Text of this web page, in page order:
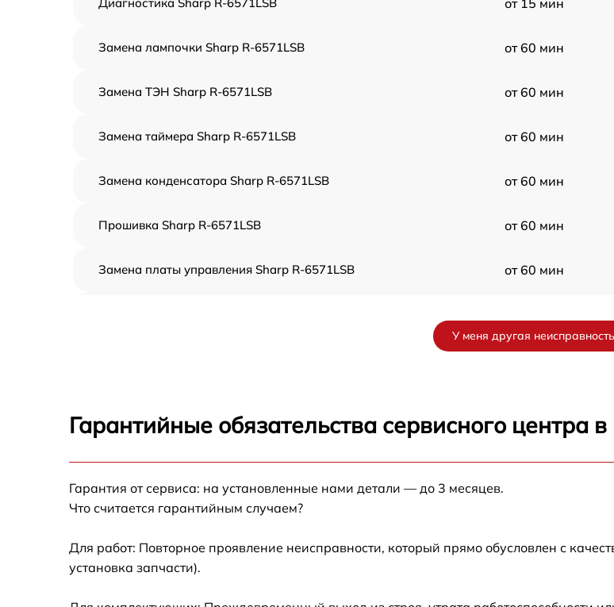
от 15 мин
Замена лампочки Sharp R-6571LSB от 60 мин
Замена ТЭН Sharp R-6571LSB от 60 мин
Замена таймера Sharp R-6571LSB от 60 мин
Замена конденсатора Sharp R-6571LSB от 60 мин
Прошивка Sharp R-6571LSB от 60 мин
Замена платы управления Sharp R-6571LSB от 60 мин
Ремонт волновода Sharp R-6571LSB
6571LSB
У меня другая неисправность
Гарантийные обязательства сервисного центра в
Гарантия от сервиса: на установленные нами детали — до 3 месяцев.
Что считается гарантийным случаем?
Для работ: Повторное проявление неисправности, который прямо обусловлен с
установка запчасти).